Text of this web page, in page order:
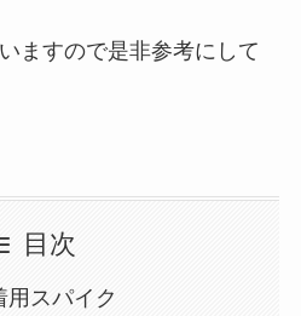
ますので是非参考にして
目次
用スパイク